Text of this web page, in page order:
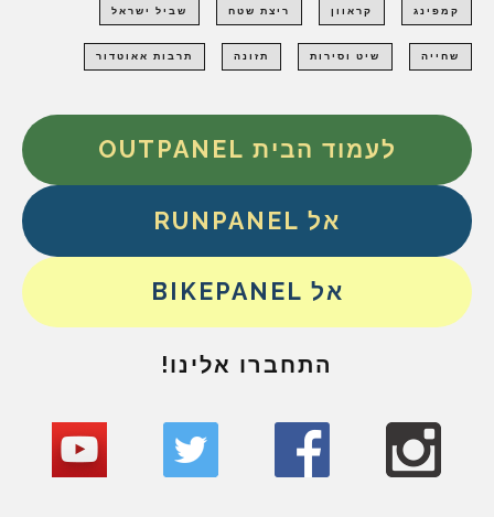
קמפינג קראוון ריצת שטח שביל ישראל
שחייה שיט וסירות תזונה תרבות אאוטדור
לעמוד הבית OUTPANEL
אל RUNPANEL
אל BIKEPANEL
התחברו אלינו!